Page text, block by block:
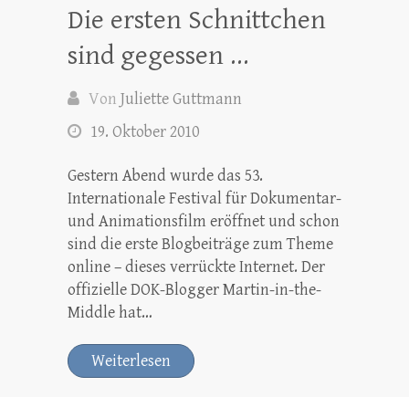
Die ersten Schnittchen
sind gegessen …
Von Juliette Guttmann
19. Oktober 2010
Gestern Abend wurde das 53.
Internationale Festival für Dokumentar-
und Animationsfilm eröffnet und schon
sind die erste Blogbeiträge zum Theme
online – dieses verrückte Internet. Der
offizielle DOK-Blogger Martin-in-the-
Middle hat…
Weiterlesen